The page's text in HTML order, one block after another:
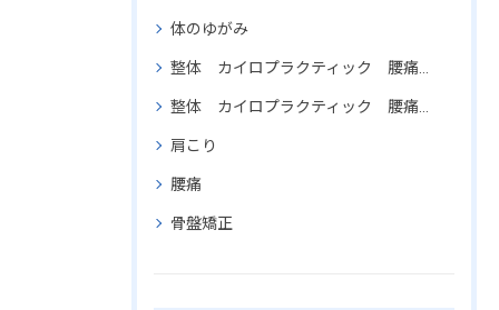
体のゆがみ
整体 カイロプラクティック 腰痛 肩こり 骨盤矯正 頚椎矯正
整体 カイロプラクティック 腰痛 腰椎関節矯正 骨盤矯正 効果
肩こり
腰痛
骨盤矯正